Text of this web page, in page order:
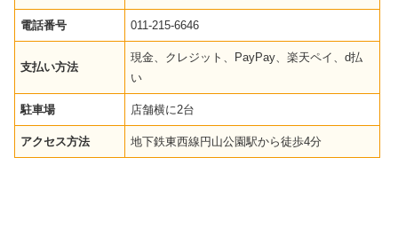
電話番号 011-215-6646
支払い方法
現金、クレジット、PayPay、楽天ペイ、d払
い
駐車場 店舗横に2台
アクセス方法 地下鉄東西線円山公園駅から徒歩4分